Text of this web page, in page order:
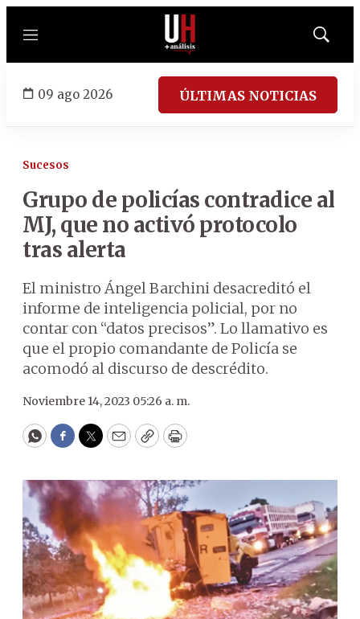
Menú
Mostrar
09 ago 2026 ÚLTIMAS NOTICIAS
Sucesos
Grupo de policías contradice al
MJ, que no activó protocolo
tras alerta
El ministro Ángel Barchini desacreditó el
informe de inteligencia policial, por no
contar con “datos precisos”. Lo llamativo es
que el propio comandante de Policía se
acomodó al discurso de descrédito.
Noviembre 14, 2023 05:26 a. m.
WhatsApp
Facebook
Twitter
EmailCopyPrint